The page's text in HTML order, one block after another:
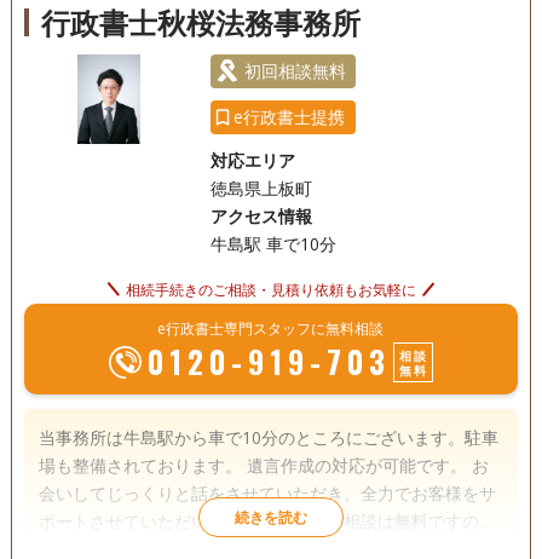
行政書士秋桜法務事務所
初回相談無料
e行政書士提携
対応エリア
徳島県上板町
アクセス情報
牛島駅 車で10分
相続手続きのご相談・見積り依頼もお気軽に
e行政書士専門スタッフに無料相談
0120-919-703
相談
無料
当事務所は牛島駅から車で10分のところにございます。駐車
場も整備されております。 遺言作成の対応が可能です。 お
会いしてじっくりと話をさせていただき、全力でお客様をサ
ポートさせていただいております。初回相談は無料ですので